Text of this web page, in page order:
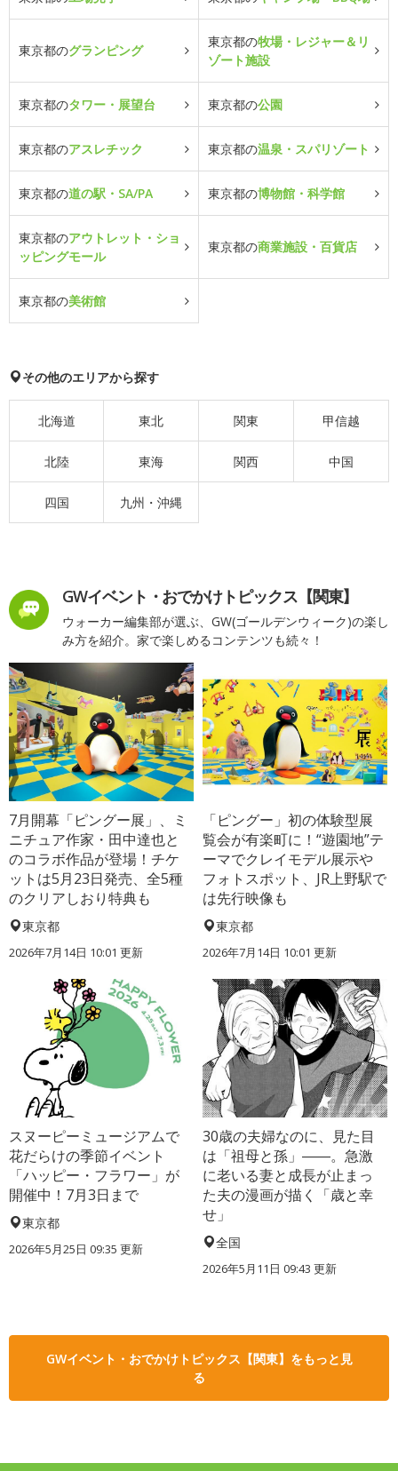
東京都のグランピング
東京都の牧場・レジャー＆リ
ゾート施設
東京都のタワー・展望台 東京都の公園
東京都のアスレチック 東京都の温泉・スパリゾート
東京都の道の駅・SA/PA 東京都の博物館・科学館
東京都のアウトレット・ショ
ッピングモール
東京都の商業施設・百貨店
東京都の美術館
その他のエリアから探す
北海道 東北 関東 甲信越
北陸 東海 関西 中国
四国 九州・沖縄
GWイベント・おでかけトピックス【関東】
ウォーカー編集部が選ぶ、GW(ゴールデンウィーク)の楽し
み方を紹介。家で楽しめるコンテンツも続々！
7月開幕「ピングー展」、ミ
ニチュア作家・田中達也と
のコラボ作品が登場！チケ
ットは5月23日発売、全5種
のクリアしおり特典も
東京都
2026年7月14日 10:01 更新
「ピングー」初の体験型展
覧会が有楽町に！“遊園地”テ
ーマでクレイモデル展示や
フォトスポット、JR上野駅で
は先行映像も
東京都
2026年7月14日 10:01 更新
スヌーピーミュージアムで
花だらけの季節イベント
「ハッピー・フラワー」が
開催中！7月3日まで
東京都
2026年5月25日 09:35 更新
30歳の夫婦なのに、見た目
は「祖母と孫」――。急激
に老いる妻と成長が止まっ
た夫の漫画が描く「歳と幸
せ」
全国
2026年5月11日 09:43 更新
GWイベント・おでかけトピックス【関東】をもっと見
る